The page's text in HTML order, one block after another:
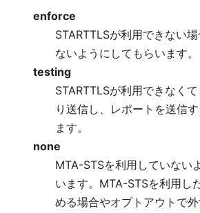
enforce
STARTTLSが利用できない
ないようにしてもらいます。
testing
STARTTLSが利用できなく
り送信し、レポートを送信
ます。
none
MTA-STSを利用していない
います。MTA-STSを利用し
める場合やオプトアウトで